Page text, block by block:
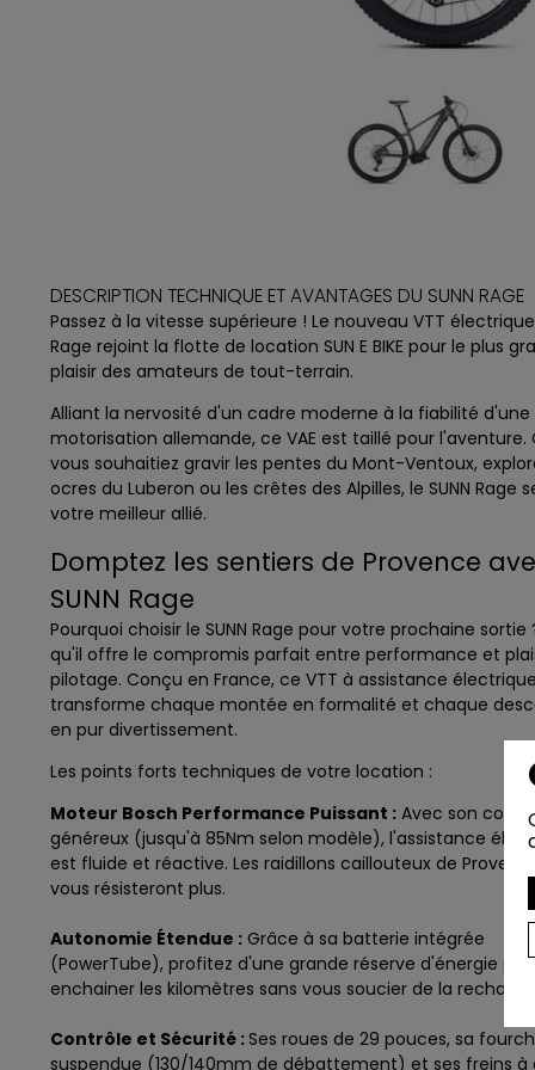
DESCRIPTION TECHNIQUE ET AVANTAGES DU SUNN RAGE
Passez à la vitesse supérieure ! Le nouveau VTT électrique
Rage rejoint la flotte de location SUN E BIKE pour le plus
plaisir des amateurs de tout-terrain.
Alliant la nervosité d'un cadre moderne à la fiabilité d'une
motorisation allemande, ce VAE est taillé pour l'aventure.
vous souhaitiez gravir les pentes du Mont-Ventoux,
ocres du Luberon ou les crêtes des Alpilles, le SUNN Rage
votre meilleur allié.
Domptez les sentiers de Provence
SUNN Rage
Pourquoi choisir le SUNN Rage pour votre prochaine sortie
qu'il offre le compromis parfait entre performance et
pilotage. Conçu en France, ce VTT à assistance électrique
transforme chaque montée en formalité et chaque
en pur divertissement.
Les points forts techniques de votre location :
Moteur Bosch Performance Puissant : Avec son
généreux (jusqu'à 85Nm selon modèle), l'assistance
est fluide et réactive. Les raidillons caillouteux de Provence
vous résisteront plus.
Autonomie Étendue : Grâce à sa batterie intégrée
(PowerTube), profitez d'une grande réserve d'énergie
enchainer les kilomètres sans vous soucier de la recharge.
Contrôle et Sécurité :Ses roues de 29 pouces, sa
suspendue (130/140mm de débattement) et ses freins à